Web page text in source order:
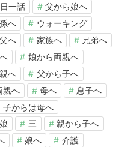
一話
父から娘へ
へ
ウォーキング
へ 家族へ
兄弟へ
娘から両親へ
へ
父から子へ
親へ 母へ
息子へ
子からは母へ
娘 三
親から子へ
娘へ
介護